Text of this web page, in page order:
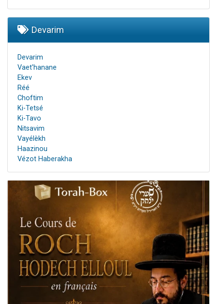
Devarim
Devarim
Vaet'hanane
Ekev
Réé
Choftim
Ki-Tetsé
Ki-Tavo
Nitsavim
Vayélèkh
Haazinou
Vézot Haberakha